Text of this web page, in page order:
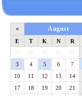
« August
E T K N R
27
28 29 30 31
3
4 5 6 7
10
11 12 13 14
17
18 19 20 21